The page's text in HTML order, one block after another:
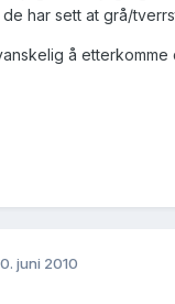
har sett at grå/
å etterkomme
juni 2010